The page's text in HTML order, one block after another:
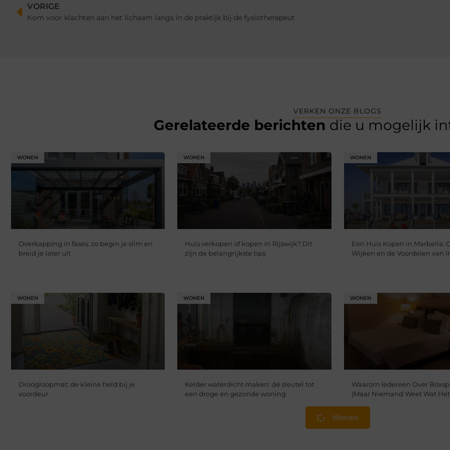
VORIGE
Kom voor klachten aan het lichaam langs in de praktijk bij de fysiotherapeut
VERKEN ONZE BLOGS
Gerelateerde berichten die u mogelijk
WONEN
Overkapping in fases: zo begin je slim en
breid je later uit
WONEN
Huis verkopen of kopen in Rijswijk? Dit
zijn de belangrijkste tips
WONEN
Een Huis Kopen in Marbella:
Wijken en de Voordelen van
WONEN
Droogloopmat: de kleine held bij je
voordeur
WONEN
Kelder waterdicht maken: dé sleutel tot
een droge en gezonde woning
WONEN
Waarom Iedereen Over
(Maar Niemand Weet Wat
Wonen